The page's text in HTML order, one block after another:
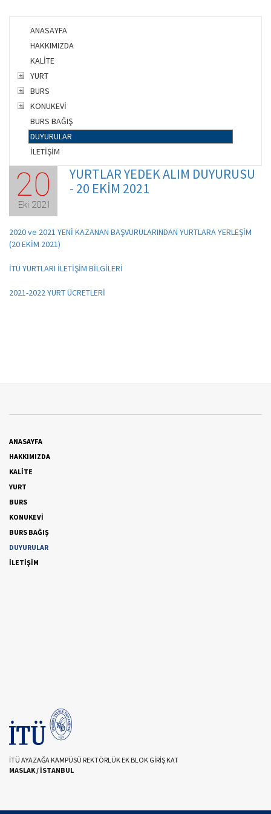
ANASAYFA
HAKKIMIZDA
KALİTE
YURT
BURS
KONUKEVİ
BURS BAĞIŞ
DUYURULAR
İLETİŞİM
20
Eki 2021
YURTLAR YEDEK ALIM DUYURUSU
- 20 EKİM 2021
2020 ve 2021 YENİ KAZANAN BAŞVURULARINDAN YURTLARA YERLEŞİM
(20 EKİM 2021)
İTÜ YURTLARI İLETİŞİM BİLGİLERİ
2021-2022 YURT ÜCRETLERİ
ANASAYFA
HAKKIMIZDA
KALİTE
YURT
BURS
KONUKEVİ
BURS BAĞIŞ
DUYURULAR
İLETİŞİM
İTÜ AYAZAĞA KAMPÜSÜ REKTÖRLÜK EK BLOK GİRİŞ KAT
MASLAK / İSTANBUL